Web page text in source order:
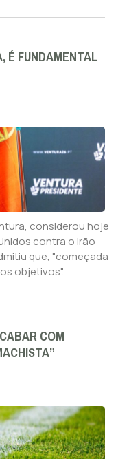
É FUNDAMENTAL
considerou hoje
contra o Irão
que, "começada
objetivos".
COM